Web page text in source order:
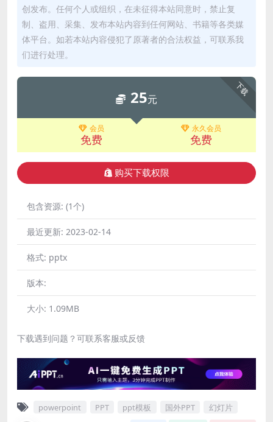
创发布。任何个人或组织，在未征得本站同意时，禁止复
制、盗用、采集、发布本站内容到任何网站、书籍等各类媒
体平台。如若本站内容侵犯了原著者的合法权益，可联系我
们进行处理。
下载
25元
会员
免费
永久会员
免费
购买下载权限
包含资源: (1个)
最近更新: 2023-02-14
格式: pptx
版本:
大小: 1.09MB
下载遇到问题？可联系客服或反馈
powerpoint PPT ppt模板 国外PPT 幻灯片